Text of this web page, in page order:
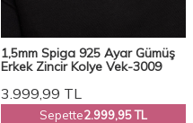
1,5mm Spiga 925 Ayar Gümüş
Erkek Zincir Kolye Vek-3009
3.999,99 TL
Sepette2.999,95 TL